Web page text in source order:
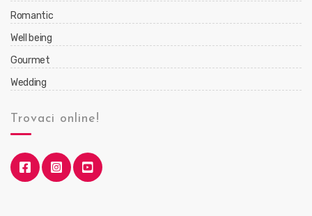
Romantic
Well being
Gourmet
Wedding
Trovaci online!